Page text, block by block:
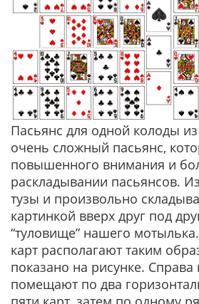
Пасьянс для одной колоды из
очень сложный пасьянс,
повышенного внимания и
раскладывании пасьянсов.
тузы и произвольно
картинкой вверх друг под
“туловище” нашего
карт располагают таким
показано на рисунке. Справа
помещают по два